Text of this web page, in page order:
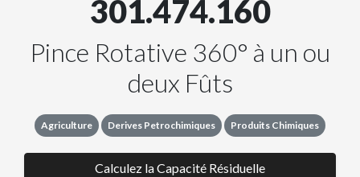
301.474.160
Pince Rotative 360° à un ou
deux Fûts
Agriculture Derives Petrochimiques Produits Chimiques
Calculez la Capacité Résiduelle